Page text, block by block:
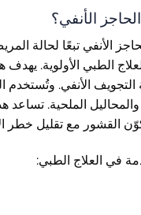
الأنفي؟
الأنفي تبعًا لحالة
الطبي الأولوية. يهدف
الأنفي. وتُستخدم
والمحاليل الملحية. تساعد
القشور مع تقليل خطر
في العلاج الطبي: